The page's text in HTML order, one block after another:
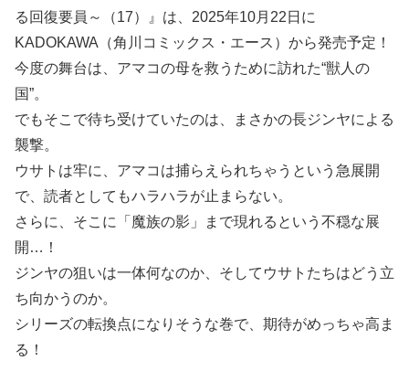
る回復要員～（17）』は、2025年10月22日に
KADOKAWA（角川コミックス・エース）から発売予定！
今度の舞台は、アマコの母を救うために訪れた“獣人の
国”。
でもそこで待ち受けていたのは、まさかの長ジンヤによる
襲撃。
ウサトは牢に、アマコは捕らえられちゃうという急展開
で、読者としてもハラハラが止まらない。
さらに、そこに「魔族の影」まで現れるという不穏な展
開…！
ジンヤの狙いは一体何なのか、そしてウサトたちはどう立
ち向かうのか。
シリーズの転換点になりそうな巻で、期待がめっちゃ高ま
る！